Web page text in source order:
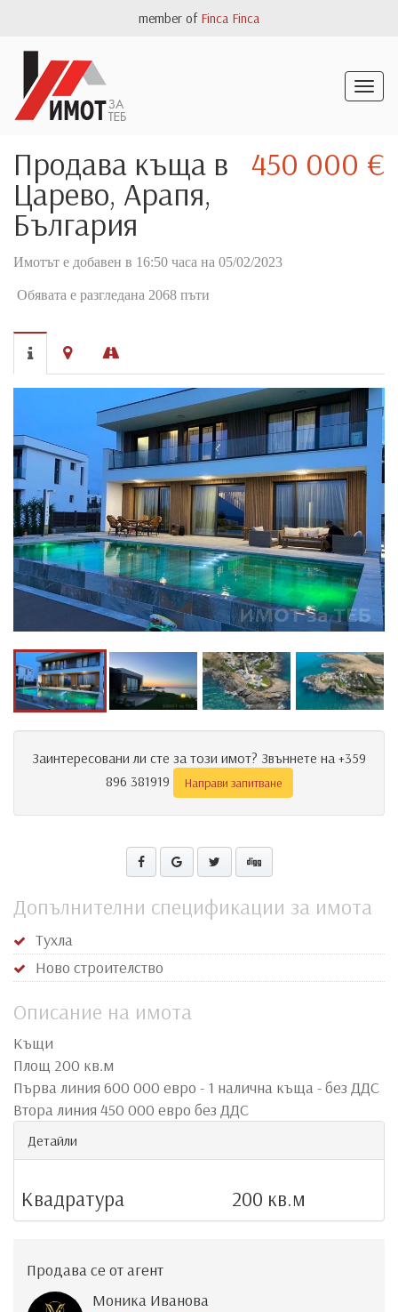
member of Finca Finca
450 000 €
Продава къща в
Царево, Арапя,
България
Имотът е добавен в 16:50 часа на 05/02/2023
Обявата е разгледана 2068 пъти
Заинтересовани ли сте за този имот? Звъннете на +359
896 381919
Направи запитване
Допълнителни спецификации за имота
Тухла
Ново строителство
Описание на имота
Къщи
Площ 200 кв.м
Първа линия 600 000 евро - 1 налична къща - без ДДС
Втора линия 450 000 евро без ДДС
Детайли
Квадратура 200 кв.м
Продава се от агент
Моника Иванова